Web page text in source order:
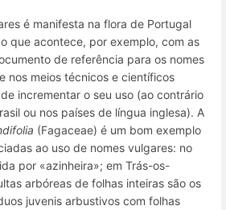
é manifesta na flora de Portugal
que acontece, por exemplo, com as
de referência para os nomes
nos meios técnicos e científicos
incrementar o seu uso (ao contrário
ou nos países de língua inglesa). A
(Fagaceae) é um bom exemplo
ao uso de nomes vulgares: no
por «azinheira»; em Trás-os-
arbóreas de folhas inteiras são os
juvenis arbustivos com folhas